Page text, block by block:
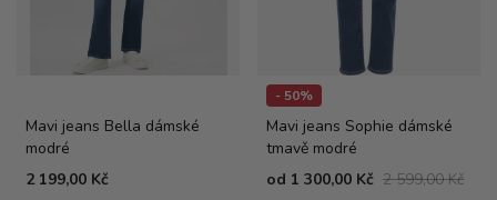
Mavi jeans Bella dámské
modré
2 199,00 Kč
- 50%
Mavi jeans Sophie dámské
tmavě modré
od 1 300,00 Kč 2 599,00 Kč